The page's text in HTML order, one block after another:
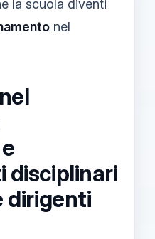
la scuola diventi
nel
disciplinari
dirigenti